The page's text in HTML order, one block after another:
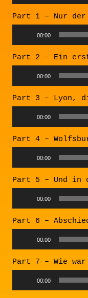
Player
Part 1 – Nur der
Audio
Player
00:00
Part 2 – Ein
Audio
Player
00:00
Part 3 – Lyon,
Audio
Player
00:00
Part 4 –
Audio
Player
00:00
Part 5 – Und in
Audio
Player
00:00
Part 6 –
Audio
Player
00:00
Part 7 – Wie war
Audio
Player
00:00